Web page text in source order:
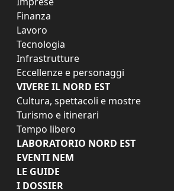
Finanza
Lavoro
Tecnologia
Infrastrutture
Eccellenze e personaggi
VIVERE IL NORD EST
Cultura, spettacoli e mostre
Turismo e itinerari
Tempo libero
LABORATORIO NORD EST
EVENTI NEM
LE GUIDE
I DOSSIER